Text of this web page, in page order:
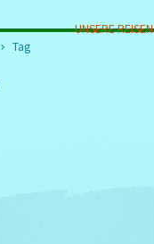
UNSERE REISEN
Tag